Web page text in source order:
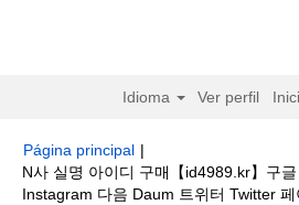
Idioma Ver perfil
Página principal |
N사 실명 아이디 구매【id4989.kr】구
Instagram 다음 Daum 트위터 Twitter